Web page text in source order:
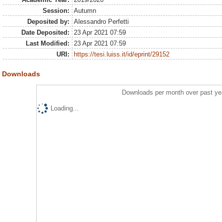
Session:
Autumn
Deposited by:
Alessandro Perfetti
Date Deposited:
23 Apr 2021 07:59
Last Modified:
23 Apr 2021 07:59
URI:
https://tesi.luiss.it/id/eprint/29152
Downloads
Downloads per month over past
Loading...